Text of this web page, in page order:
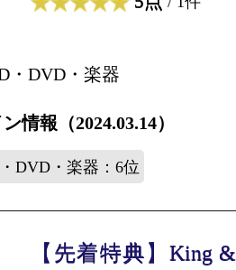
・DVD・楽器
情報（2024.03.14）
DVD・楽器：6位
【先着特典】King